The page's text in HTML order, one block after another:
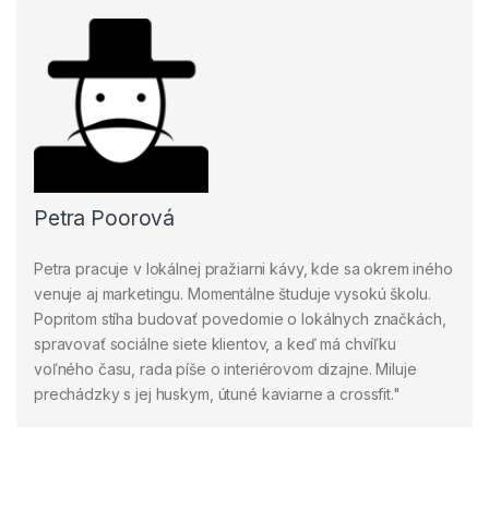
Petra Poorová
Petra pracuje v lokálnej pražiarni kávy, kde sa okrem iného
venuje aj marketingu. Momentálne študuje vysokú školu.
Popritom stíha budovať povedomie o lokálnych značkách,
spravovať sociálne siete klientov, a keď má chvíľku
voľného času, rada píše o interiérovom dizajne. Miluje
prechádzky s jej huskym, útuné kaviarne a crossfit."